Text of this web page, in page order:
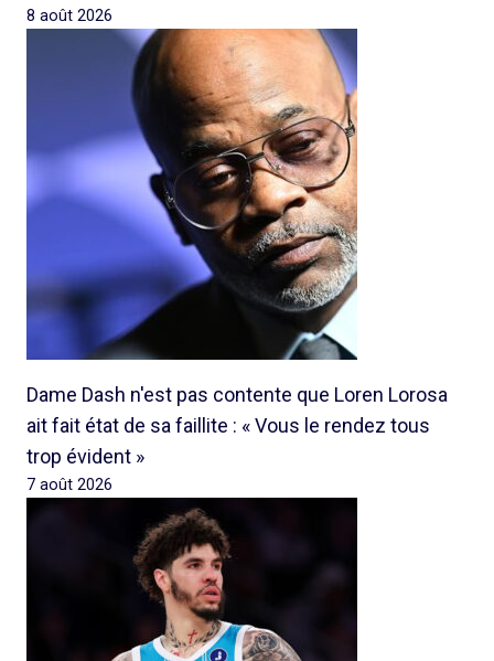
8 août 2026
Dame Dash n'est pas contente que Loren Lorosa
ait fait état de sa faillite : « Vous le rendez tous
trop évident »
7 août 2026